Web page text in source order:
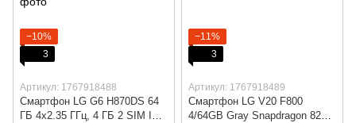
−10%
3
Артикул: 1767918488
Смартфон LG G6 H870DS 64
ГБ 4x2.35 ГГц, 4 ГБ 2 SIM IPS
−11%
3
Артикул: 1767918489
Смартфон LG V20 F800
4/64GB Gray Snapdragon 820,